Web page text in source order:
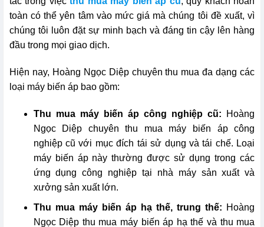
toàn có thể yên tâm vào mức giá mà chúng tôi đề xuất, vì
chúng tôi luôn đặt sự minh bạch và đáng tin cậy lên hàng
đầu trong mọi giao dịch.
Hiện nay, Hoàng Ngọc Diệp chuyên thu mua đa dạng các
loại máy biến áp bao gồm:
Thu mua máy biến áp công nghiệp cũ: Hoàng
Ngọc Diệp chuyên thu mua máy biến áp công
nghiệp cũ với mục đích tái sử dụng và tái chế. Loại
máy biến áp này thường được sử dụng trong các
ứng dụng công nghiệp tại nhà máy sản xuất và
xưởng sản xuất lớn.
Thu mua máy biến áp hạ thế, trung thế: Hoàng
Ngọc Diệp thu mua máy biến áp hạ thế và thu mua